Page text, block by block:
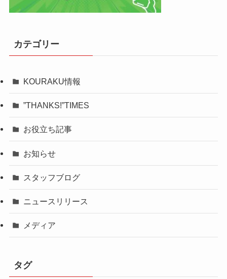
カテゴリー
KOURAKU情報
”THANKS!”TIMES
お役立ち記事
お知らせ
スタッフブログ
ニュースリリース
メディア
タグ